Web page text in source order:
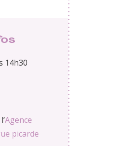
14h30
Agence
picarde